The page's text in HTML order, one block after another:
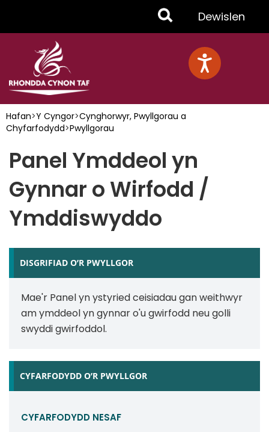
Toggle
Menu
Dewislen
Hafan>Y Cyngor>Cynghorwyr, Pwyllgorau a
Chyfarfodydd>Pwyllgorau
Panel Ymddeol yn
Gynnar o Wirfodd /
Ymddiswyddo
DISGRIFIAD O’R PWYLLGOR
Mae'r Panel yn ystyried ceisiadau gan weithwyr
am ymddeol yn gynnar o'u gwirfodd neu golli
swyddi gwirfoddol.
CYFARFODYDD O’R PWYLLGOR
CYFARFODYDD NESAF